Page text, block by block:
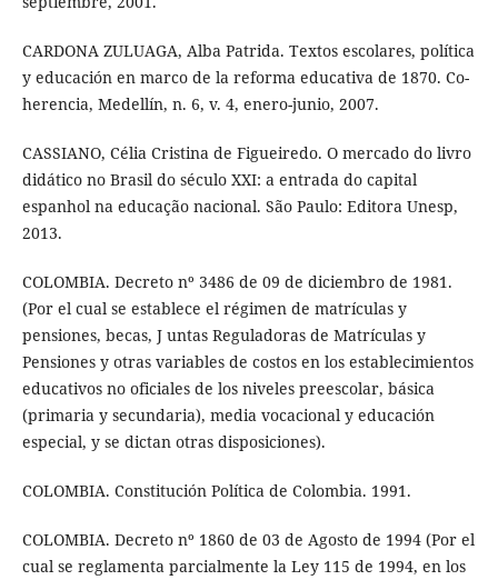
CARDONA ZULUAGA, Alba Patrida. Textos escolares, política
y educación en marco de la reforma educativa de 1870. Co-
herencia, Medellín, n. 6, v. 4, enero-junio, 2007.
CASSIANO, Célia Cristina de Figueiredo. O mercado do livro
didático no Brasil do século XXI: a entrada do capital
espanhol na educação nacional. São Paulo: Editora Unesp,
2013.
COLOMBIA. Decreto nº 3486 de 09 de diciembro de 1981.
(Por el cual se establece el régimen de matrículas y
pensiones, becas, J untas Reguladoras de Matrículas y
Pensiones y otras variables de costos en los establecimientos
educativos no oficiales de los niveles preescolar, básica
(primaria y secundaria), media vocacional y educación
especial, y se dictan otras disposiciones).
COLOMBIA. Constitución Política de Colombia. 1991.
COLOMBIA. Decreto nº 1860 de 03 de Agosto de 1994 (Por el
cual se reglamenta parcialmente la Ley 115 de 1994, en los